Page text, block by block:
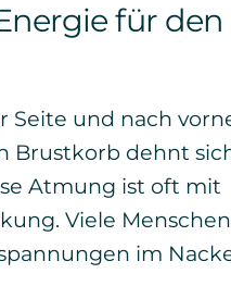
für den
Seite und nach
Brustkorb dehnt
Atmung ist oft mit
Viele Menschen
im